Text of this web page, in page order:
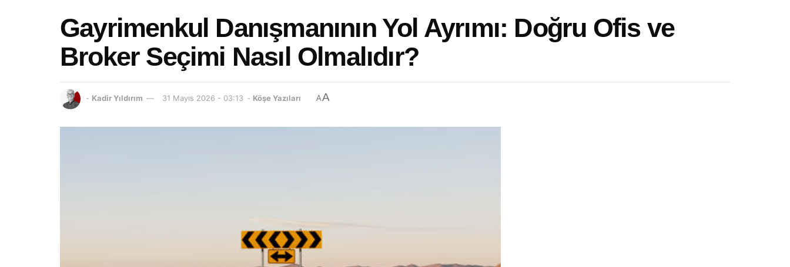
Gayrimenkul Danışmanının Yol Ayrımı: Doğru Ofis ve
Broker Seçimi Nasıl Olmalıdır?
- Kadir Yıldırım 31 Mayıs 2026 - 03:13 - Köşe Yazıları AA